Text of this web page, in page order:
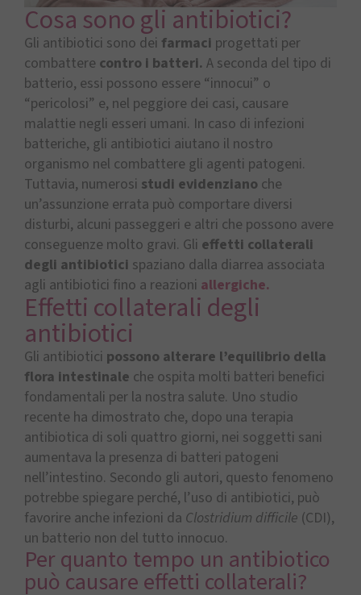
Cosa sono gli antibiotici?
Gli antibiotici sono dei farmaci progettati per
combattere contro i batteri. A seconda del tipo di
batterio, essi possono essere “innocui” o
“pericolosi” e, nel peggiore dei casi, causare
malattie negli esseri umani. In caso di infezioni
batteriche, gli antibiotici aiutano il nostro
organismo nel combattere gli agenti patogeni.
Tuttavia, numerosi studi evidenziano che
un’assunzione errata può comportare diversi
disturbi, alcuni passeggeri e altri che possono avere
conseguenze molto gravi. Gli effetti collaterali
degli antibiotici spaziano dalla diarrea associata
agli antibiotici fino a reazioni allergiche.
Effetti collaterali degli
antibiotici
Gli antibiotici possono alterare l’equilibrio della
flora intestinale che ospita molti batteri benefici
fondamentali per la nostra salute. Uno studio
recente ha dimostrato che, dopo una terapia
antibiotica di soli quattro giorni, nei soggetti sani
aumentava la presenza di batteri patogeni
nell’intestino. Secondo gli autori, questo fenomeno
potrebbe spiegare perché, l’uso di antibiotici, può
favorire anche infezioni da Clostridium difficile (CDI),
un batterio non del tutto innocuo.
Per quanto tempo un antibiotico
può causare effetti collaterali?